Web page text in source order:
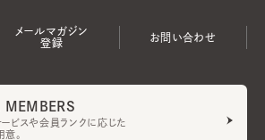
メールマガジン
登録
お問い合わせ
MEMBERS
ービスや会員ランクに応じた
。